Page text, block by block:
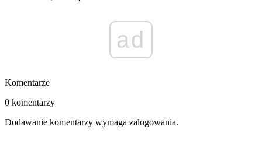
ad
Komentarze
0 komentarzy
Dodawanie komentarzy wymaga zalogowania.